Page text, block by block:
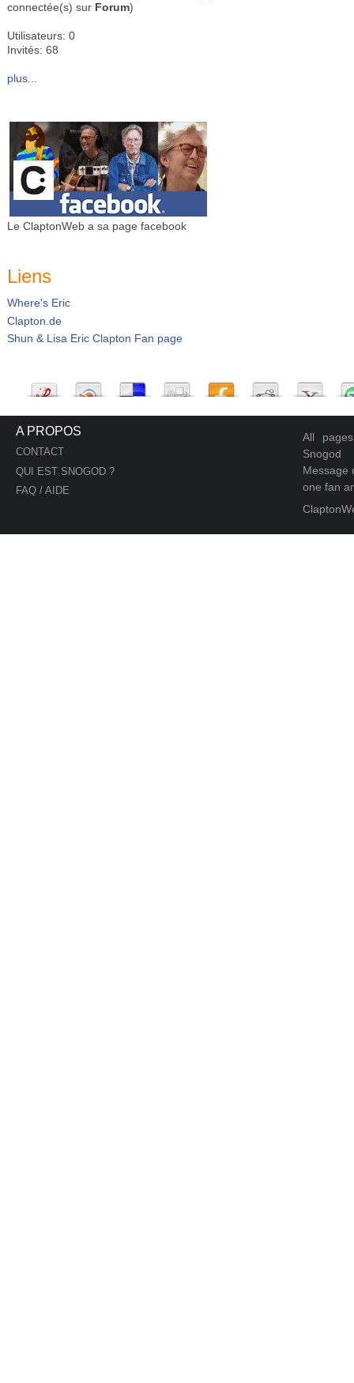
connectée(s) sur Forum)
Utilisateurs: 0
Invités: 68
plus...
Le ClaptonWeb a sa page facebook
Liens
Where's Eric
Clapton.de
Shun & Lisa Eric Clapton Fan page
A PROPOS
CONTACT
QUI EST SNOGOD ?
FAQ / AIDE
All
Snogod
Message
one fan